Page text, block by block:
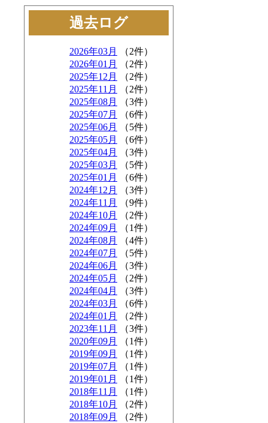
過去ログ
2026年03月
（2件）
2026年01月
（2件）
2025年12月
（2件）
2025年11月
（2件）
2025年08月
（3件）
2025年07月
（6件）
2025年06月
（5件）
2025年05月
（6件）
2025年04月
（3件）
2025年03月
（5件）
2025年01月
（6件）
2024年12月
（3件）
2024年11月
（9件）
2024年10月
（2件）
2024年09月
（1件）
2024年08月
（4件）
2024年07月
（5件）
2024年06月
（3件）
2024年05月
（2件）
2024年04月
（3件）
2024年03月
（6件）
2024年01月
（2件）
2023年11月
（3件）
2020年09月
（1件）
2019年09月
（1件）
2019年07月
（1件）
2019年01月
（1件）
2018年11月
（1件）
2018年10月
（2件）
2018年09月
（2件）